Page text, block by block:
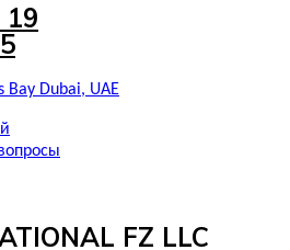
19
Bay Dubai, UAE
FZ LLC